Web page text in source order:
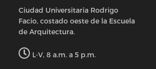
Ciudad Universitaria Rodrigo
Facio, costado oeste de la Escuela
de Arquitectura.
L-V, 8 a.m. a 5 p.m.